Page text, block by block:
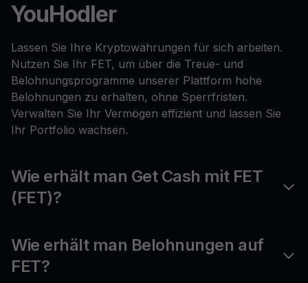
YouHodler
Lassen Sie Ihre Kryptowährungen für sich arbeiten.
Nutzen Sie Ihr FET, um über die Treue- und
Belohnungsprogramme unserer Plattform hohe
Belohnungen zu erhalten, ohne Sperrfristen.
Verwalten Sie Ihr Vermögen effizient und lassen Sie
Ihr Portfolio wachsen.
Wie erhält man Get Cash mit FET
(FET)?
Wie erhält man Belohnungen auf
FET?